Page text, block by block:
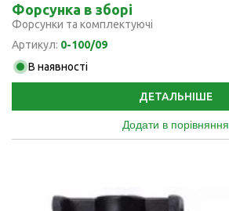
Форсунка в зборі
Форсунки та комплектуючі
Артикул: 0-100/09
В наявності
ДЕТАЛЬНІШЕ
Додати в порівняння